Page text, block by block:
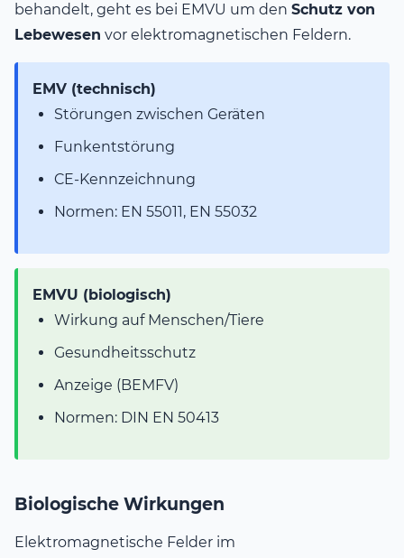
behandelt, geht es bei EMVU um den Schutz von
Lebewesen vor elektromagnetischen Feldern.
EMV (technisch)
Störungen zwischen Geräten
Funkentstörung
CE-Kennzeichnung
Normen: EN 55011, EN 55032
EMVU (biologisch)
Wirkung auf Menschen/Tiere
Gesundheitsschutz
Anzeige (BEMFV)
Normen: DIN EN 50413
Biologische Wirkungen
Elektromagnetische Felder im